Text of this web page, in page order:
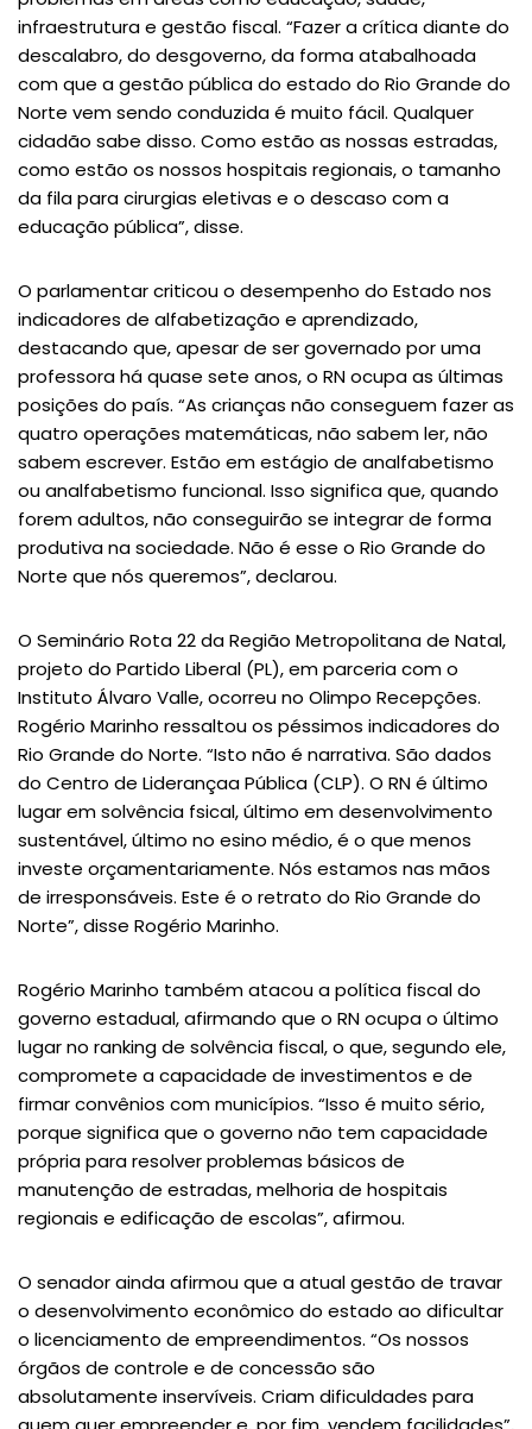
infraestrutura e gestão fiscal. “Fazer a crítica diante do
descalabro, do desgoverno, da forma atabalhoada
com que a gestão pública do estado do Rio Grande do
Norte vem sendo conduzida é muito fácil. Qualquer
cidadão sabe disso. Como estão as nossas estradas,
como estão os nossos hospitais regionais, o tamanho
da fila para cirurgias eletivas e o descaso com a
educação pública”, disse.
O parlamentar criticou o desempenho do Estado nos
indicadores de alfabetização e aprendizado,
destacando que, apesar de ser governado por uma
professora há quase sete anos, o RN ocupa as últimas
posições do país. “As crianças não conseguem fazer as
quatro operações matemáticas, não sabem ler, não
sabem escrever. Estão em estágio de analfabetismo
ou analfabetismo funcional. Isso significa que, quando
forem adultos, não conseguirão se integrar de forma
produtiva na sociedade. Não é esse o Rio Grande do
Norte que nós queremos”, declarou.
O Seminário Rota 22 da Região Metropolitana de Natal,
projeto do Partido Liberal (PL), em parceria com o
Instituto Álvaro Valle, ocorreu no Olimpo Recepções.
Rogério Marinho ressaltou os péssimos indicadores do
Rio Grande do Norte. “Isto não é narrativa. São dados
do Centro de Liderançaa Pública (CLP). O RN é último
lugar em solvência fsical, último em desenvolvimento
sustentável, último no esino médio, é o que menos
investe orçamentariamente. Nós estamos nas mãos
de irresponsáveis. Este é o retrato do Rio Grande do
Norte”, disse Rogério Marinho.
Rogério Marinho também atacou a política fiscal do
governo estadual, afirmando que o RN ocupa o último
lugar no ranking de solvência fiscal, o que, segundo ele,
compromete a capacidade de investimentos e de
firmar convênios com municípios. “Isso é muito sério,
porque significa que o governo não tem capacidade
própria para resolver problemas básicos de
manutenção de estradas, melhoria de hospitais
regionais e edificação de escolas”, afirmou.
O senador ainda afirmou que a atual gestão de travar
o desenvolvimento econômico do estado ao dificultar
o licenciamento de empreendimentos. “Os nossos
órgãos de controle e de concessão são
absolutamente inservíveis. Criam dificuldades para